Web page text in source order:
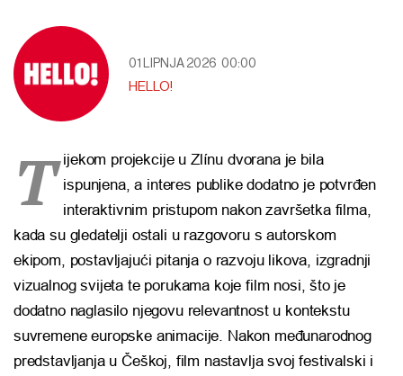
01 LIPNJA 2026 00:00
HELLO!
T ijekom projekcije u Zlínu dvorana je bila
ispunjena, a interes publike dodatno je potvrđen
interaktivnim pristupom nakon završetka filma,
kada su gledatelji ostali u razgovoru s autorskom
ekipom, postavljajući pitanja o razvoju likova, izgradnji
vizualnog svijeta te porukama koje film nosi, što je
dodatno naglasilo njegovu relevantnost u kontekstu
suvremene europske animacije. Nakon međunarodnog
predstavljanja u Češkoj, film nastavlja svoj festivalski i